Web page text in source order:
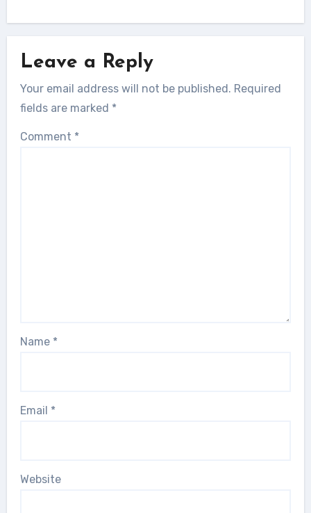
Leave a Reply
Your email address will not be published. Required
fields are marked *
Comment *
Name *
Email *
Website